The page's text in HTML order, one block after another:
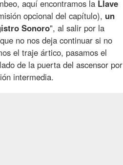
aquí encontramos la Llave
opcional del capítulo), un
Sonoro", al salir por la
no nos deja continuar si no
el traje ártico, pasamos el
de la puerta del ascensor por
intermedia.